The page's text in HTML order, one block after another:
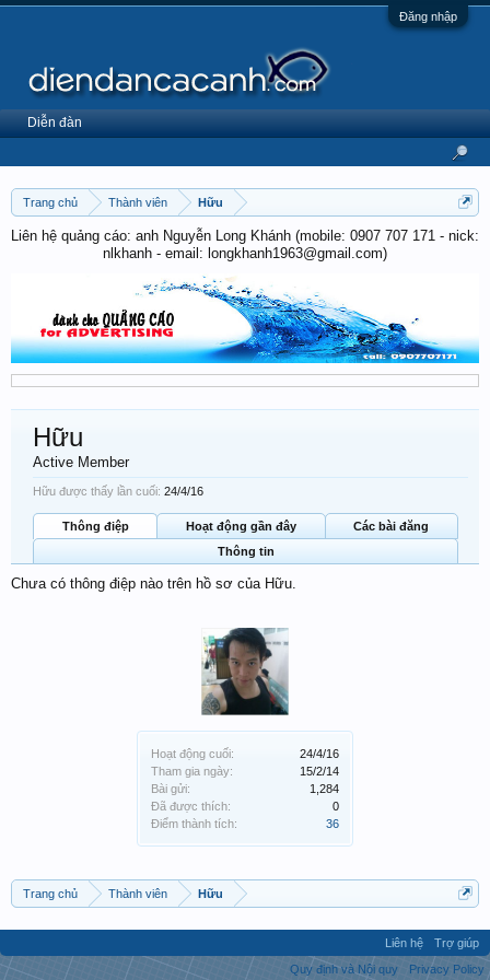
Đăng nhập
Trang chủ Thành viên Hữu
Liên hệ quảng cáo: anh Nguyễn Long Khánh (mobile: 0907 707 171 - nick:
nlkhanh - email: longkhanh1963@gmail.com)
Hoạt động cuối:
24/4/16
Tham gia ngày:
15/2/14
Bài gửi:
1,284
Đã được thích:
0
Điểm thành tích:
36
Hữu
Active Member
Hữu được thấy lần cuối: 24/4/16
Thông điệp Hoạt động gần đây
Các bài đăng
Thông tin
Chưa có thông điệp nào trên hồ sơ của Hữu.
Trang chủ Thành viên Hữu
Diễn đàn
Liên hệ
Trợ giúp
Quy định và Nội quy
Privacy Policy